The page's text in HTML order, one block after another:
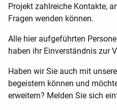
Projekt zahlreiche Kontakte,
Fragen wenden können.
Alle hier aufgeführten
haben ihr Einverständnis zur
Haben wir Sie auch mit
begeistern können und
erweitern? Melden Sie sich